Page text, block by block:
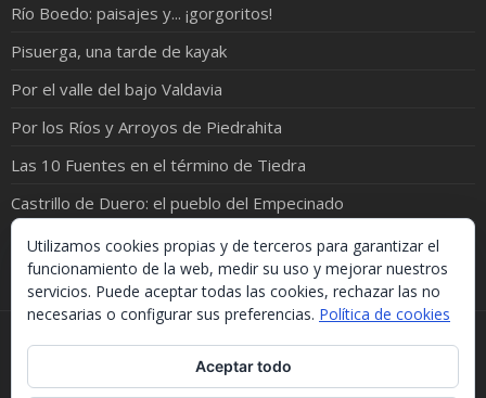
Río Boedo: paisajes y... ¡gorgoritos!
Pisuerga, una tarde de kayak
Por el valle del bajo Valdavia
Por los Ríos y Arroyos de Piedrahita
Las 10 Fuentes en el término de Tiedra
Castrillo de Duero: el pueblo del Empecinado
O Douro, un viaje entre Porto y Régua
Si necesitas algo de este blog puedes cogerlo, lo único
que te pido es que menciones la procedencia. Gracias.
Should you need something from this blog, just take it.
Utilizamos cookies propias y de terceros para garantizar el
funcionamiento de la web, medir su uso y mejorar nuestros
servicios. Puede aceptar todas las cookies, rechazar las no
necesarias o configurar sus preferencias. Política de cookies
Aceptar todo